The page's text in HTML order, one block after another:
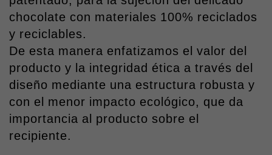
chocolate con materiales 100% reciclados
y reciclables.
De esta manera enfatizamos el valor del
producto y la integridad ética a través del
diseño mediante una estructura robusta y
con el menor impacto ecológico, que da
importancia al producto sobre el
recipiente.